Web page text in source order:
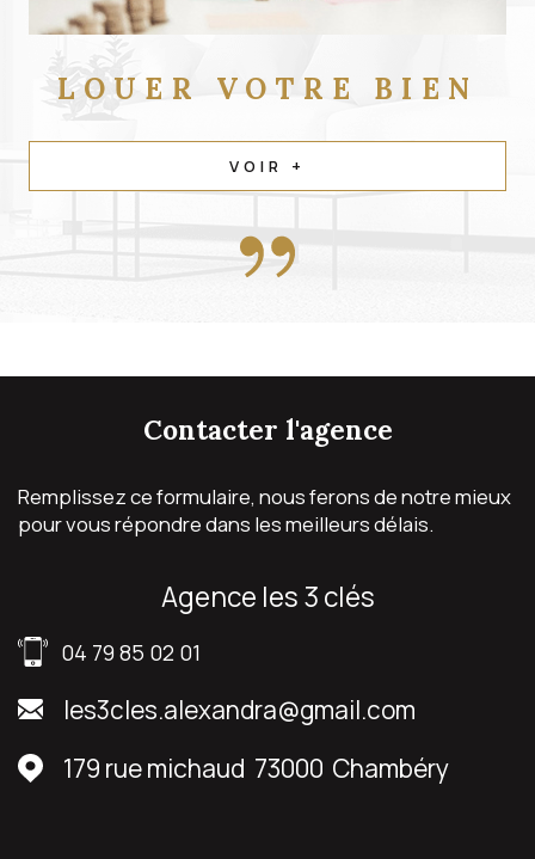
LOUER VOTRE BIEN
VOIR +
contacter l'agence
Remplissez ce formulaire, nous ferons de notre mieux
pour vous répondre dans les meilleurs délais.
agence les 3 clés
04 79 85 02 01
les3cles.alexandra@gmail.com
179 rue michaud 73000 Chambéry